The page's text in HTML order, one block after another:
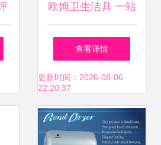
欧姆卫生洁具 一站
式个人卫生解决方
案，打造洁净舒适
家居生活
查看详情
更新时间：2026-08-06
22:20:37